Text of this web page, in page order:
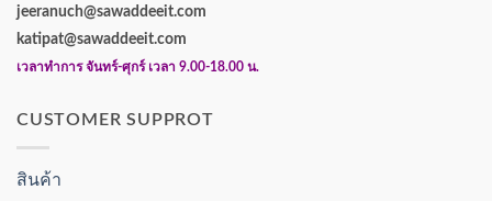
jeeranuch@sawaddeeit.com
katipat@sawaddeeit.com
เวลาทำการ จันทร์-ศุกร์ เวลา 9.00-18.00 น.
CUSTOMER SUPPROT
สินค้า